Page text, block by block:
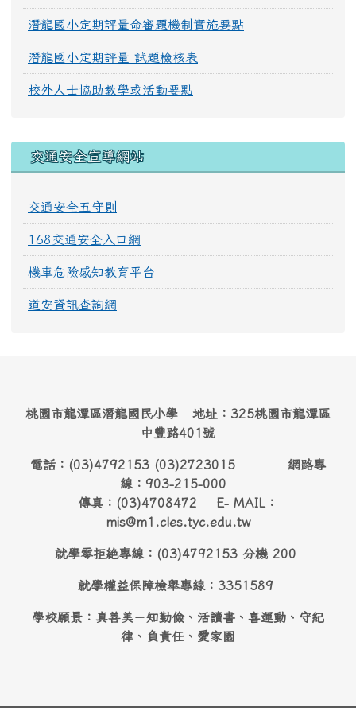
潛龍國小定期評量命審題機制實施要點
潛龍國小定期評量 試題檢核表
校外人士協助教學或活動要點
交通安全宣導網站
交通安全五守則
168交通安全入口網
機車危險感知教育平台
道安資訊查詢網
桃園市龍潭區潛龍國民小學 地址：325桃園市龍潭區
中豐路401號
電話：(03)4792153 (03)2723015 網路專
線：903-215-000
傳真：(03)4708472 E- MAIL：
mis@m1.cles.tyc.edu.tw
就學零拒絶專線：(03)4792153 分機 200
就學權益保障檢舉專線：3351589
學校願景：真善美－知勤儉、活讀書、喜運動、守紀
律、負責任、愛家園